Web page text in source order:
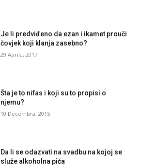
Je li predviđeno da ezan i ikamet prouči
čovjek koji klanja zasebno?
29 Aprila, 2017
Šta je to nifas i koji su to propisi o
njemu?
10 Decembra, 2015
Da li se odazvati na svadbu na kojoj se
služe alkoholna pića